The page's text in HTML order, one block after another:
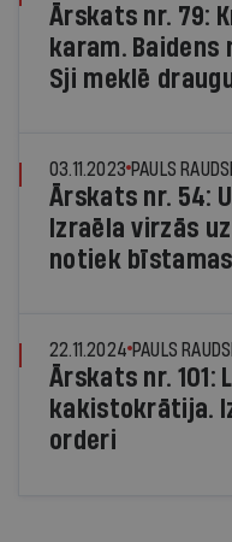
Ārskats nr. 79:
karam.
Sji meklē
03.11.2023 PAULS
Ārskats nr. 54:
Izraēla virzās
notiek
22.11.2024 PAULS
Ārskats nr. 101:
kakistokrātija.
orderi